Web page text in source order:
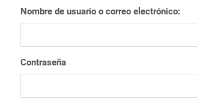
Nombre de usuario o correo electrónico:
Contraseña